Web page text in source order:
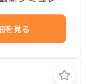
前後の省ス
ルは自社アプ
スマホ入退
み合わせま
メーカーが対
を見る